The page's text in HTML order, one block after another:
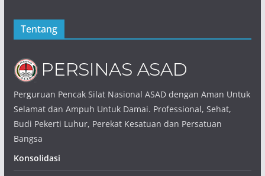
Tentang
Perguruan Pencak Silat Nasional ASAD dengan Aman Untuk
Selamat dan Ampuh Untuk Damai. Professional, Sehat,
Budi Pekerti Luhur, Perekat Kesatuan dan Persatuan
Bangsa
Konsolidasi